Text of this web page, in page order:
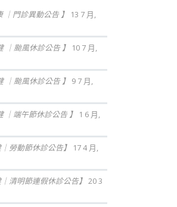
｜門診異動公告 】
13 7 月,
｜颱風休診公告 】
10 7 月,
｜颱風休診公告 】 9 7 月,
｜端午節休診公告 】
1 6 月,
｜勞動節休診公告】
17 4 月,
｜清明節連假休診公告】 20 3